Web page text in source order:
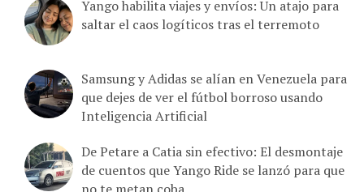
saltar el caos logíticos tras el terremoto
Samsung y Adidas se alían en Venezuela para
que dejes de ver el fútbol borroso usando
Inteligencia Artificial
De Petare a Catia sin efectivo: El desmontaje
de cuentos que Yango Ride se lanzó para que
no te metan coba